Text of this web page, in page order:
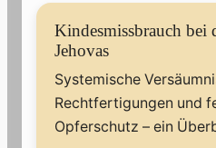
Kindesmissbrauch bei
Jehovas
Systemische
Rechtfertigungen und
Opferschutz – ein